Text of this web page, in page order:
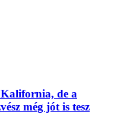
de a
még jót is tesz